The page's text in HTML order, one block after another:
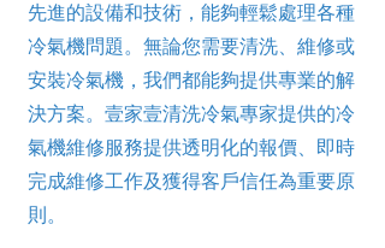
先進的設備和技術，能夠輕鬆處理各種
冷氣機問題。無論您需要清洗、維修或
安裝冷氣機，我們都能夠提供專業的解
決方案。壹家壹清洗冷氣專家提供的冷
氣機維修服務提供透明化的報價、即時
完成維修工作及獲得客戶信任為重要原
則。